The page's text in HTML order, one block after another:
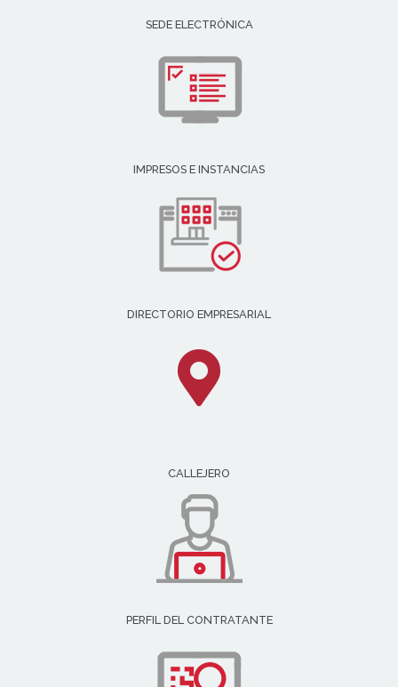
SEDE ELECTRÓNICA
IMPRESOS E INSTANCIAS
DIRECTORIO EMPRESARIAL
CALLEJERO
PERFIL DEL CONTRATANTE